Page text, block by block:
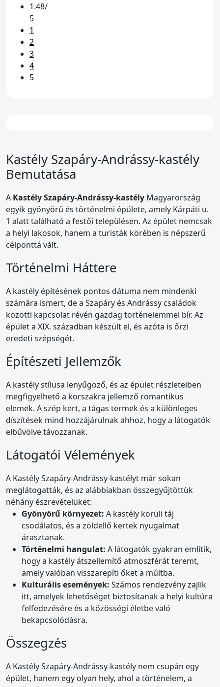
1.48/
5
1
2
3
4
5
Kastély Szapáry-Andrássy-kastély
Bemutatása
A Kastély Szapáry-Andrássy-kastély Magyarország
egyik gyönyörű és történelmi épülete, amely Kárpáti u.
1 alatt található a festői településen. Az épület nemcsak
a helyi lakosok, hanem a turisták körében is népszerű
célponttá vált.
Történelmi Háttere
A kastély építésének pontos dátuma nem mindenki
számára ismert, de a Szapáry és Andrássy családok
közötti kapcsolat révén gazdag történelemmel bír. Az
épület a XIX. században készült el, és azóta is őrzi
eredeti szépségét.
Építészeti Jellemzők
A kastély stílusa lenyűgöző, és az épület részleteiben
megfigyelhető a korszakra jellemző romantikus
elemek. A szép kert, a tágas termek és a különleges
díszítések mind hozzájárulnak ahhoz, hogy a látogatók
elbűvölve távozzanak.
Látogatói Vélemények
A Kastély Szapáry-Andrássy-kastélyt már sokan
meglátogatták, és az alábbiakban összegyűjtöttük
néhány észrevételüket:
Gyönyörű környezet: A kastély körüli táj
csodálatos, és a zöldellő kertek nyugalmat
árasztanak.
Történelmi hangulat: A látogatók gyakran említik,
hogy a kastély átszellemítő atmoszférát teremt,
amely valóban visszarepíti őket a múltba.
Kulturális események: Számos rendezvény zajlik
itt, amelyek lehetőséget biztosítanak a helyi kultúra
felfedezésére és a közösségi életbe való
bekapcsolódásra.
Összegzés
A Kastély Szapáry-Andrássy-kastély nem csupán egy
épület, hanem egy olyan hely, ahol a történelem, a